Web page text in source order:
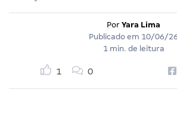
Por Yara Lima
Publicado em 10/06/26
1 min. de leitura
1 0